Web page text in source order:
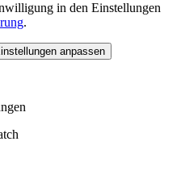
in den Einstellungen
.
anpassen